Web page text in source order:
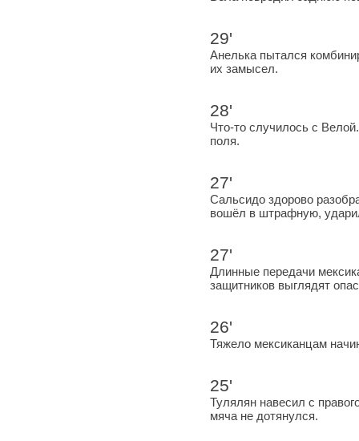
29'
Анелька пытался
их замысел.
28'
Что-то случилось с
поля.
27'
Сальсидо здорово
вошёл в штрафную,
27'
Длинные передачи
защитников выглядят
26'
Тяжело мексиканцам
25'
Тулялян навесил с
мяча не дотянулся.